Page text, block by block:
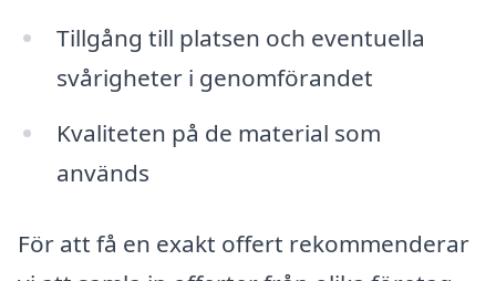
Tillgång till platsen och eventuella
svårigheter i genomförandet
Kvaliteten på de material som
används
För att få en exakt offert rekommenderar